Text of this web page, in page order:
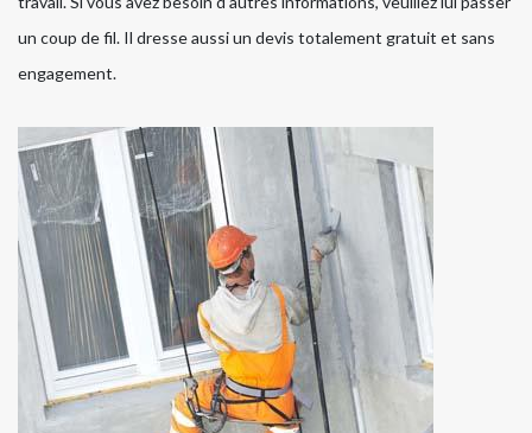
un coup de fil. Il dresse aussi un devis totalement gratuit et sans
engagement.